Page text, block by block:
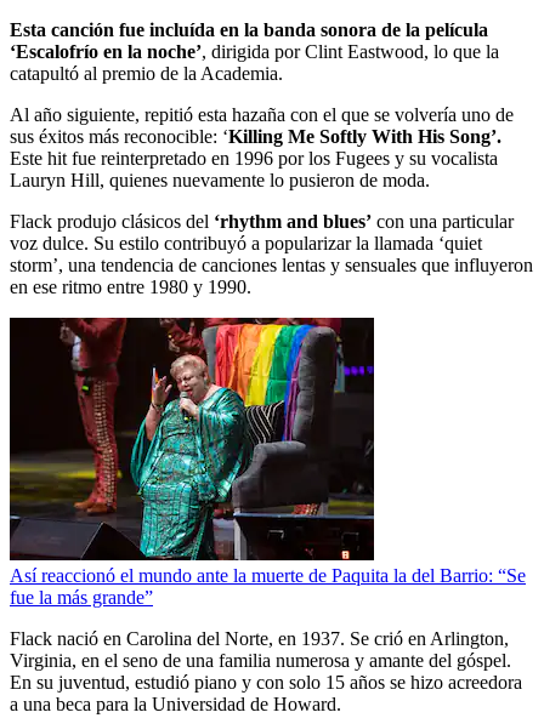
Esta canción fue incluída en la banda sonora de la película
‘Escalofrío en la noche’, dirigida por Clint Eastwood, lo que la
catapultó al premio de la Academia.
Al año siguiente, repitió esta hazaña con el que se volvería uno de
sus éxitos más reconocible: ‘Killing Me Softly With His Song’.
Este hit fue reinterpretado en 1996 por los Fugees y su vocalista
Lauryn Hill, quienes nuevamente lo pusieron de moda.
Flack produjo clásicos del ‘rhythm and blues’ con una particular
voz dulce. Su estilo contribuyó a popularizar la llamada ‘quiet
storm’, una tendencia de canciones lentas y sensuales que influyeron
en ese ritmo entre 1980 y 1990.
Así reaccionó el mundo ante la muerte de Paquita la del Barrio: “Se
fue la más grande”
Flack nació en Carolina del Norte, en 1937. Se crió en Arlington,
Virginia, en el seno de una familia numerosa y amante del góspel.
En su juventud, estudió piano y con solo 15 años se hizo acreedora
a una beca para la Universidad de Howard.